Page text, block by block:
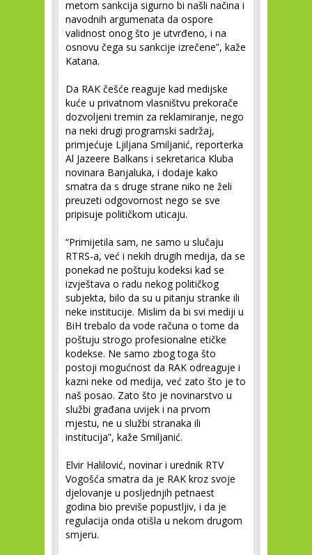
metom sankcija sigurno bi našli načina i
navodnih argumenata da ospore
validnost onog što je utvrđeno, i na
osnovu čega su sankcije izrečene”, kaže
Katana.
Da RAK češće reaguje kad medijske
kuće u privatnom vlasništvu prekorače
dozvoljeni tremin za reklamiranje, nego
na neki drugi programski sadržaj,
primjećuje Ljiljana Smiljanić, reporterka
Al Jazeere Balkans i sekretarica Kluba
novinara Banjaluka, i dodaje kako
smatra da s druge strane niko ne želi
preuzeti odgovornost nego se sve
pripisuje političkom uticaju.
“Primijetila sam, ne samo u slučaju
RTRS-a, već i nekih drugih medija, da se
ponekad ne poštuju kodeksi kad se
izvještava o radu nekog političkog
subjekta, bilo da su u pitanju stranke ili
neke institucije. Mislim da bi svi mediji u
BiH trebalo da vode računa o tome da
poštuju strogo profesionalne etičke
kodekse. Ne samo zbog toga što
postoji mogućnost da RAK odreaguje i
kazni neke od medija, već zato što je to
naš posao. Zato što je novinarstvo u
službi građana uvijek i na prvom
mjestu, ne u službi stranaka ili
institucija”, kaže Smiljanić.
Elvir Halilović, novinar i urednik RTV
Vogošća smatra da je RAK kroz svoje
djelovanje u posljednjih petnaest
godina bio previše popustljiv, i da je
regulacija onda otišla u nekom drugom
smjeru.